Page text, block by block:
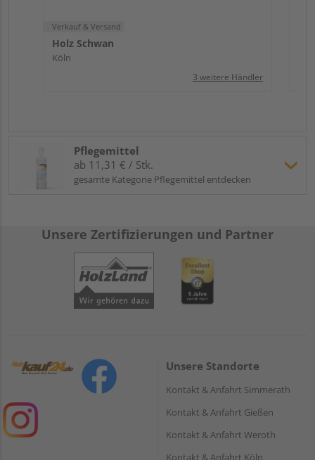
Verkauf & Versand
Holz Schwan
Köln
3 weitere Händler
Pflegemittel
ab 11,31 € / Stk.
gesamte Kategorie Pflegemittel entdecken
Unsere Zertifizierungen und Partner
Unsere Standorte
Kontakt & Anfahrt Simmerath
Kontakt & Anfahrt Gießen
Kontakt & Anfahrt Weroth
Kontakt & Anfahrt Köln